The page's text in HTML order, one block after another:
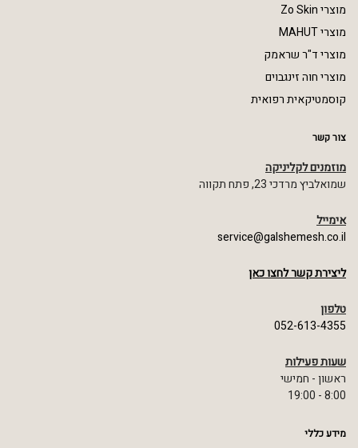
מוצרי Zo Skin
מוצרי MAHUT
מוצרי ד"ר שראמק
מוצרי חוה זינגבוים
קוסמטיקאית רפואית
צור קשר
מוזמנים לקליניקה
שמואלביץ מרדכי 23, פתח תקווה
אימייל
service@galshemesh.co.il
ליצירת קשר לחצו כאן
טלפון
052-613-4355
שעות פעילות
ראשון - חמישי
8:00 - 19:00
מידע כללי